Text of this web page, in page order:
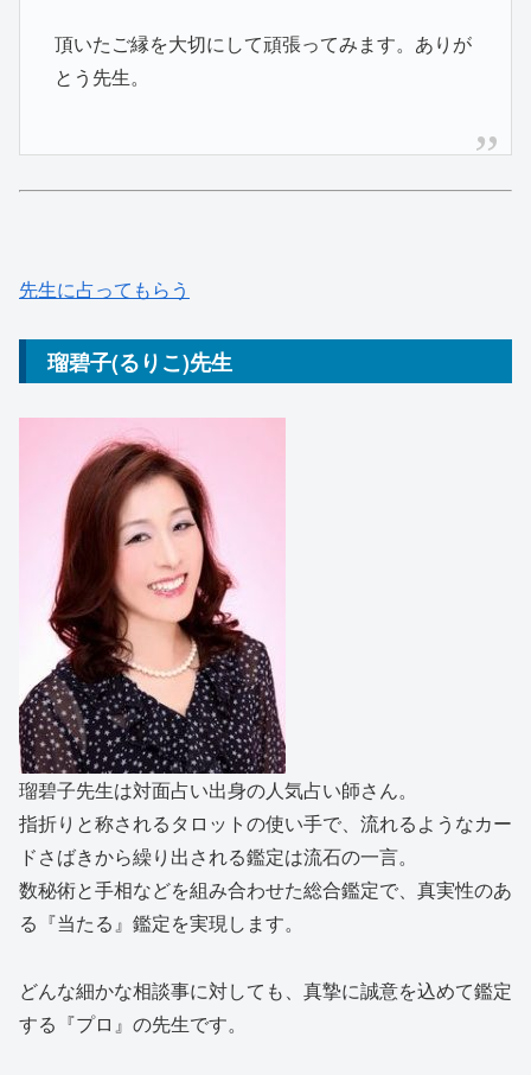
頂いたご縁を大切にして頑張ってみます。ありが
とう先生。
先生に占ってもらう
瑠碧子(るりこ)先生
瑠碧子先生は対面占い出身の人気占い師さん。
指折りと称されるタロットの使い手で、流れるようなカー
ドさばきから繰り出される鑑定は流石の一言。
数秘術と手相などを組み合わせた総合鑑定で、真実性のあ
る『当たる』鑑定を実現します。
どんな細かな相談事に対しても、真摯に誠意を込めて鑑定
する『プロ』の先生です。